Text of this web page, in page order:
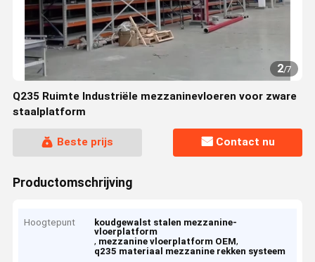
2/7
Q235 Ruimte Industriële mezzaninevloeren voor zware
staalplatform
Beste prijs Contact nu
Productomschrijving
Hoogtepunt
koudgewalst stalen mezzanine-
vloerplatform
, mezzanine vloerplatform OEM,
q235 materiaal mezzanine rekken systeem